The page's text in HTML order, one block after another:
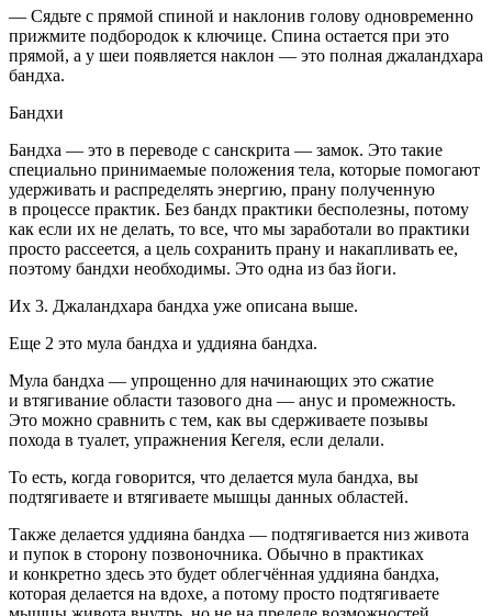
— Сядьте с прямой спиной и наклонив голову одновременно
прижмите подбородок к ключице. Спина остается при это
прямой, а у шеи появляется наклон — это полная джаландхара
бандха.
Бандхи
Бандха — это в переводе с санскрита — замок. Это такие
специально принимаемые положения тела, которые помогают
удерживать и распределять энергию, прану полученную
в процессе практик. Без бандх практики бесполезны, потому
как если их не делать, то все, что мы заработали во практики
просто рассеется, а цель сохранить прану и накапливать ее,
поэтому бандхи необходимы. Это одна из баз йоги.
Их 3. Джаландхара бандха уже описана выше.
Еще 2 это мула бандха и уддияна бандха.
Мула бандха — упрощенно для начинающих это сжатие
и втягивание области тазового дна — анус и промежность.
Это можно сравнить с тем, как вы сдерживаете позывы
похода в туалет, упражнения Кегеля, если делали.
То есть, когда говорится, что делается мула бандха, вы
подтягиваете и втягиваете мышцы данных областей.
Также делается уддияна бандха — подтягивается низ живота
и пупок в сторону позвоночника. Обычно в практиках
и конкретно здесь это будет облегчённая уддияна бандха,
которая делается на вдохе, а потому просто подтягиваете